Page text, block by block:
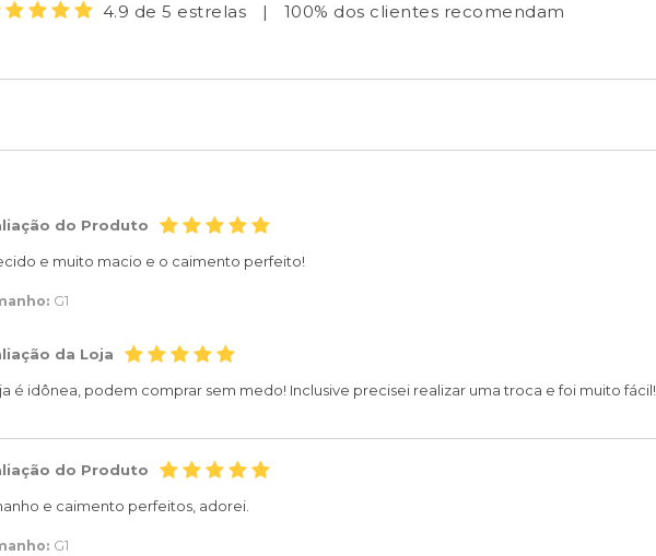
4.9 de 5 estrelas
| 100% dos clientes recomendam
do Produto
e muito macio e o caimento perfeito!
G1
da Loja
é idônea, podem comprar sem medo! Inclusive precisei realizar uma troca e foi muito fácil!
do Produto
e caimento perfeitos, adorei.
G1